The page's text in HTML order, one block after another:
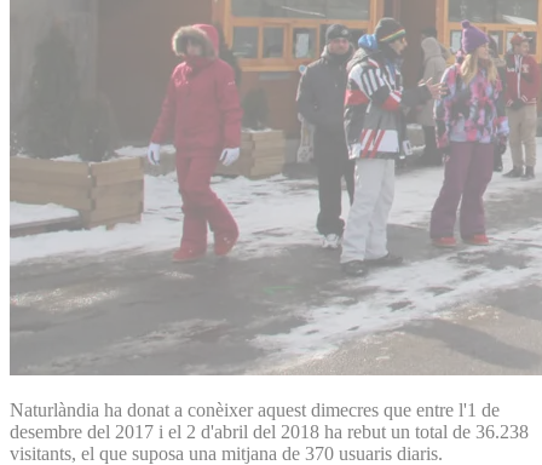
Naturlàndia ha donat a conèixer aquest dimecres que entre l'1 de
desembre del 2017 i el 2 d'abril del 2018 ha rebut un total de 36.238
visitants, el que suposa una mitjana de 370 usuaris diaris.